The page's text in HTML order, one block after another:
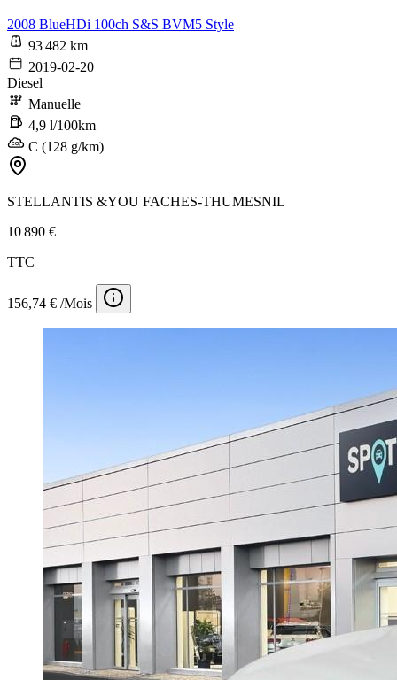
2008 BlueHDi 100ch S&S BVM5 Style
93 482 km
2019-02-20
Diesel
Manuelle
4,9 l/100km
C (128 g/km)
STELLANTIS &YOU FACHES-THUMESNIL
10 890 €
TTC
156,74 € /Mois